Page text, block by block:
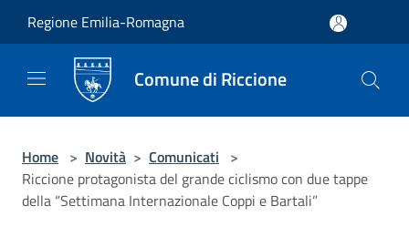
Regione Emilia-Romagna
Comune di Riccione
Home > Novità > Comunicati >
Riccione protagonista del grande ciclismo con due tappe
della “Settimana Internazionale Coppi e Bartali”